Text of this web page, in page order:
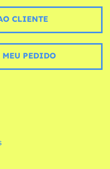
CLIENTE
PEDIDO